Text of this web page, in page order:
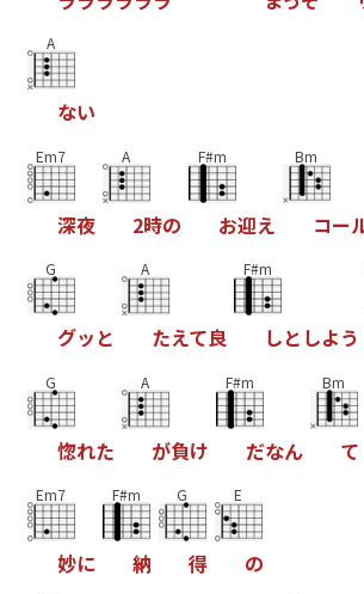
A
ない
Em7
深夜
A
2時の
F#m
お迎え
Bm
コー
G
グッ と
A
たえて良
F#m
しと しよう
G
惚れた
A
が負け
F#m
だなん
Bm
て
Em7
妙に
F#m
納
G
得
E
の